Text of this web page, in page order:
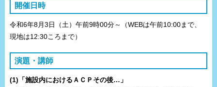
開催日時
令和6年8月3日（土）午前9時00分～（WEBは午前10:00まで、
現地は12:30ころまで）
演題・講師
(1)「施設内におけるＡＣＰその後…」